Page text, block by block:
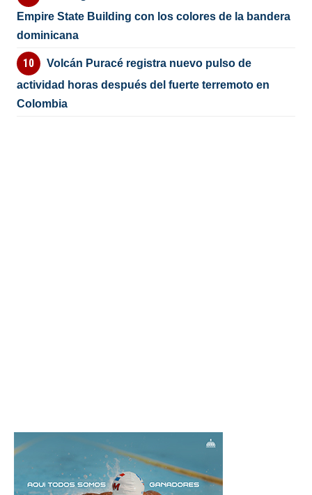
Empire State Building con los colores de la bandera
dominicana
Volcán Puracé registra nuevo pulso de
actividad horas después del fuerte terremoto en
Colombia